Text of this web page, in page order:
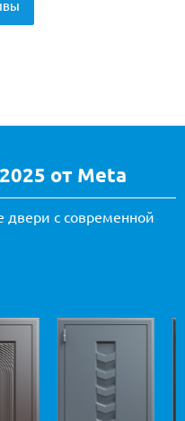
от Meta
двери с современной